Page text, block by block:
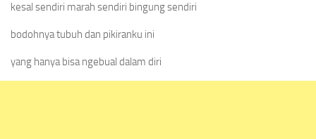
kesal sendiri marah sendiri bingung sendiri
bodohnya tubuh dan pikiranku ini
yang hanya bisa ngebual dalam diri